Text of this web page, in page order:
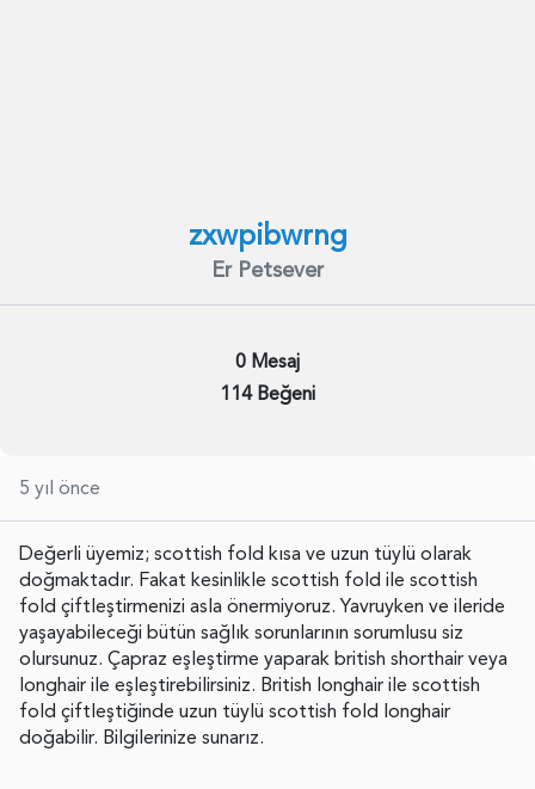
zxwpibwrng
Er Petsever
0 Mesaj
114 Beğeni
5 yıl önce
Değerli üyemiz; scottish fold kısa ve uzun tüylü olarak
doğmaktadır. Fakat kesinlikle scottish fold ile scottish
fold çiftleştirmenizi asla önermiyoruz. Yavruyken ve ileride
yaşayabileceği bütün sağlık sorunlarının sorumlusu siz
olursunuz. Çapraz eşleştirme yaparak british shorthair veya
longhair ile eşleştirebilirsiniz. British longhair ile scottish
fold çiftleştiğinde uzun tüylü scottish fold longhair
doğabilir. Bilgilerinize sunarız.